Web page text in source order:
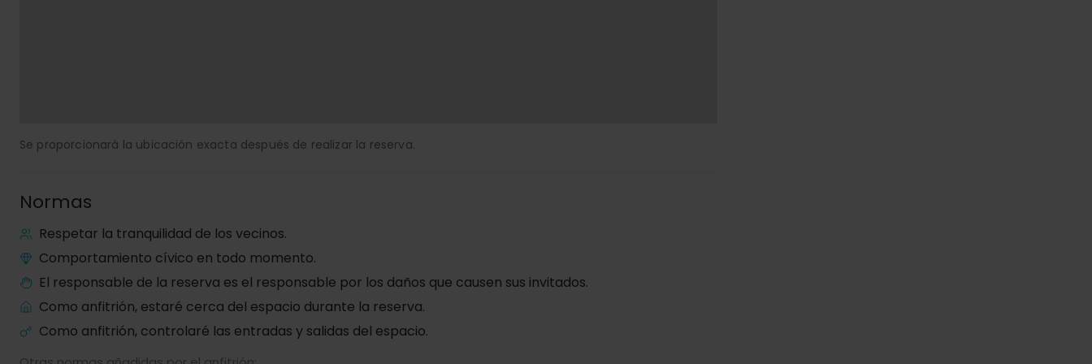
Se proporcionará la ubicación exacta después de realizar la reserva.
Normas
Respetar la tranquilidad de los vecinos.
Comportamiento cívico en todo momento.
El responsable de la reserva es el responsable por los daños que causen sus invitados.
Como anfitrión, estaré cerca del espacio durante la reserva.
Como anfitrión, controlaré las entradas y salidas del espacio.